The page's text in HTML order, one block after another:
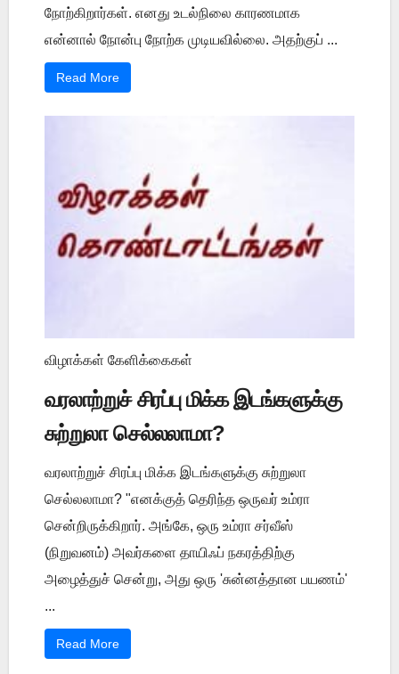
நோற்கிறார்கள். எனது உடல்நிலை காரணமாக
என்னால் நோன்பு நோற்க முடியவில்லை. அதற்குப் ...
Read More
விழாக்கள் கேளிக்கைகள்
வரலாற்றுச் சிரப்பு மிக்க இடங்களுக்கு
சுற்றுலா செல்லலாமா?
வரலாற்றுச் சிரப்பு மிக்க இடங்களுக்கு சுற்றுலா
செல்லலாமா? "எனக்குத் தெரிந்த ஒருவர் உம்ரா
சென்றிருக்கிறார். அங்கே, ஒரு உம்ரா சர்வீஸ்
(நிறுவனம்) அவர்களை தாயிஃப் நகரத்திற்கு
அழைத்துச் சென்று, அது ஒரு 'சுன்னத்தான பயணம்'
...
Read More